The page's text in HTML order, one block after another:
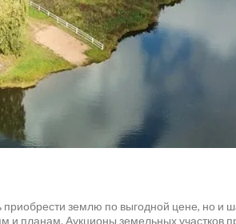
приобрести землю по выгодной цене, но и
и планам. Аукционы земельных участков